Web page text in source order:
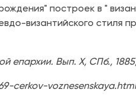
построек в "
византийского стиля
епархии. Вып. X, СПб.,
cerkov-voznesenskaya.html